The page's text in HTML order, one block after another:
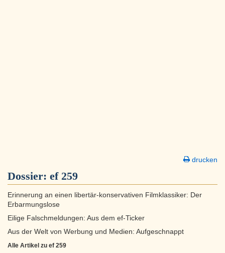
drucken
Dossier: ef 259
Erinnerung an einen libertär-konservativen Filmklassiker: Der
Erbarmungslose
Eilige Falschmeldungen: Aus dem ef-Ticker
Aus der Welt von Werbung und Medien: Aufgeschnappt
Alle Artikel zu ef 259